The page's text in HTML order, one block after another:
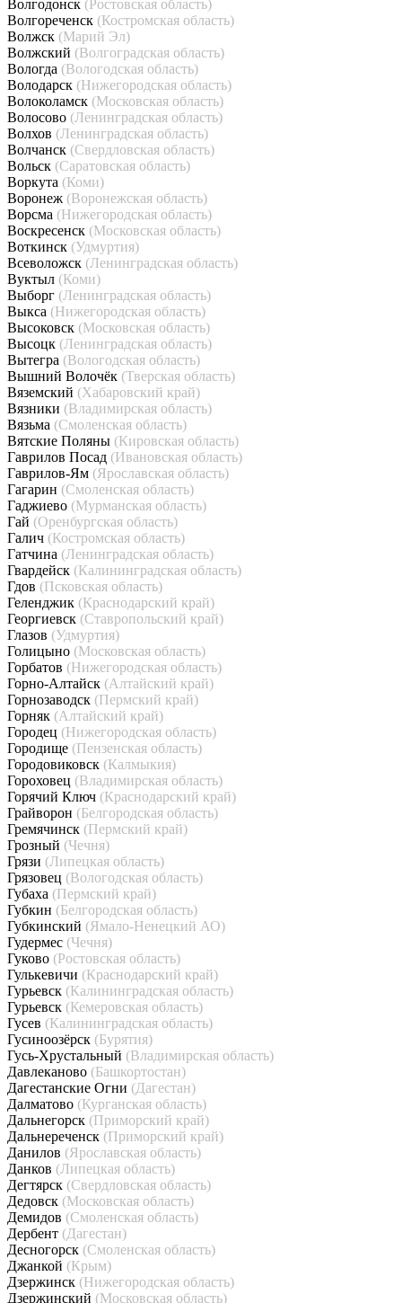
Волгодонск (Ростовская область)
Волгореченск (Костромская область)
Волжск (Марий Эл)
Волжский (Волгоградская область)
Вологда (Вологодская область)
Володарск (Нижегородская область)
Волоколамск (Московская область)
Волосово (Ленинградская область)
Волхов (Ленинградская область)
Волчанск (Свердловская область)
Вольск (Саратовская область)
Воркута (Коми)
Воронеж (Воронежская область)
Ворсма (Нижегородская область)
Воскресенск (Московская область)
Воткинск (Удмуртия)
Всеволожск (Ленинградская область)
Вуктыл (Коми)
Выборг (Ленинградская область)
Выкса (Нижегородская область)
Высоковск (Московская область)
Высоцк (Ленинградская область)
Вытегра (Вологодская область)
Вышний Волочёк (Тверская область)
Вяземский (Хабаровский край)
Вязники (Владимирская область)
Вязьма (Смоленская область)
Вятские Поляны (Кировская область)
Гаврилов Посад (Ивановская область)
Гаврилов-Ям (Ярославская область)
Гагарин (Смоленская область)
Гаджиево (Мурманская область)
Гай (Оренбургская область)
Галич (Костромская область)
Гатчина (Ленинградская область)
Гвардейск (Калининградская область)
Гдов (Псковская область)
Геленджик (Краснодарский край)
Георгиевск (Ставропольский край)
Глазов (Удмуртия)
Голицыно (Московская область)
Горбатов (Нижегородская область)
Горно-Алтайск (Алтайский край)
Горнозаводск (Пермский край)
Горняк (Алтайский край)
Городец (Нижегородская область)
Городище (Пензенская область)
Городовиковск (Калмыкия)
Гороховец (Владимирская область)
Горячий Ключ (Краснодарский край)
Грайворон (Белгородская область)
Гремячинск (Пермский край)
Грозный (Чечня)
Грязи (Липецкая область)
Грязовец (Вологодская область)
Губаха (Пермский край)
Губкин (Белгородская область)
Губкинский (Ямало-Ненецкий АО)
Гудермес (Чечня)
Гуково (Ростовская область)
Гулькевичи (Краснодарский край)
Гурьевск (Калининградская область)
Гурьевск (Кемеровская область)
Гусев (Калининградская область)
Гусиноозёрск (Бурятия)
Гусь-Хрустальный (Владимирская область)
Давлеканово (Башкортостан)
Дагестанские Огни (Дагестан)
Далматово (Курганская область)
Дальнегорск (Приморский край)
Дальнереченск (Приморский край)
Данилов (Ярославская область)
Данков (Липецкая область)
Дегтярск (Свердловская область)
Дедовск (Московская область)
Демидов (Смоленская область)
Дербент (Дагестан)
Десногорск (Смоленская область)
Джанкой (Крым)
Дзержинск (Нижегородская область)
Дзержинский (Московская область)